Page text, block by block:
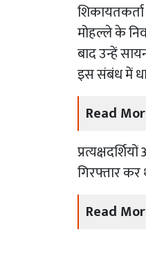
मोहल्ले के
बाद उन्हें
इस संबंध में
Read
गिरफ्तार
Read